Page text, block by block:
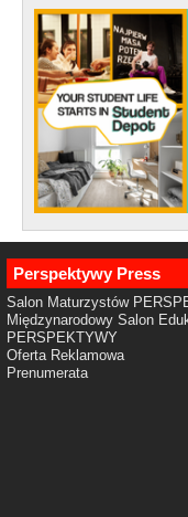
Perspektywy Press
Salon Maturzystów
Międzynarodowy Salon
PERSPEKTYWY
Oferta Reklamowa
Prenumerata